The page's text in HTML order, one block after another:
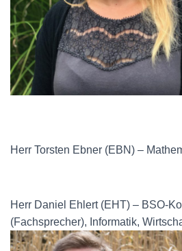
Herr Torsten Ebner (EBN) –
Herr Daniel Ehlert (EHT) – BSO-
(Fachsprecher), Informatik,